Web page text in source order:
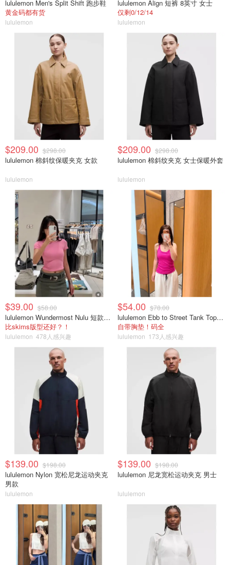
lululemon Men's Split Shift 跑步鞋
黄金码都有货
lululemon
lululemon Align 短裤 8英寸 女士
仅剩0/12/14
lululemon
$209.00 $298.00
lululemon 棉斜纹保暖夹克 女款
lululemon
$209.00 $298.00
lululemon 棉斜纹夹克 女士保暖外套
lululemon
$39.00 $58.00
lululemon Wundermost Nulu 短款圆领T恤
比skims版型还好？！
lululemon 478人感兴趣
$54.00 $78.00
lululemon Ebb to Street Tank Top 女士轻支撑背心
自带胸垫！码全
lululemon 173人感兴趣
$139.00 $198.00
lululemon Nylon 宽松尼龙运动夹克
男款
lululemon
$139.00 $198.00
lululemon 尼龙宽松运动夹克 男士
lululemon